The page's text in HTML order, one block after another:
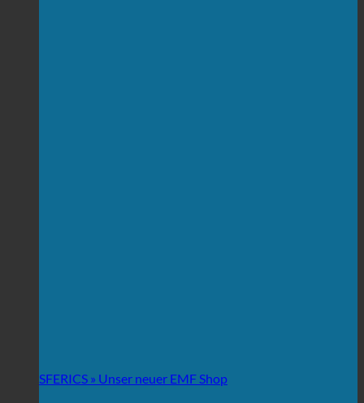
SFERICS » Unser neuer EMF Shop